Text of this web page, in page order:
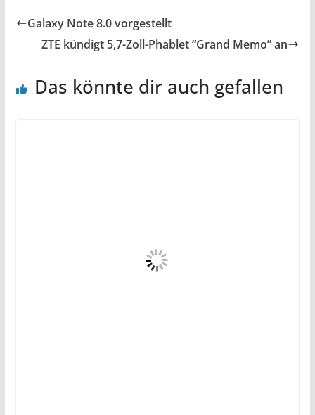
Galaxy Note 8.0 vorgestellt
ZTE kündigt 5,7-Zoll-Phablet “Grand Memo” an
Das könnte dir auch gefallen